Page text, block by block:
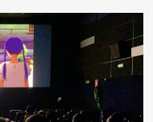
UMA